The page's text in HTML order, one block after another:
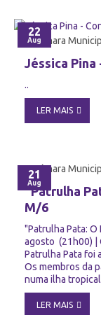
22
AugCâmara
Jéssica Pina
..
LER MAIS
21
Aug
Câmara
"Patrulha
M/6
"Patrulha Pata:
agosto (21h00) |
Patrulha Pata foi
Os membros da
numa ilha
LER MAIS